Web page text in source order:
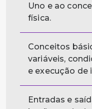
Uno e ao
física.
Conceitos
variáveis,
e execução de
Entradas e